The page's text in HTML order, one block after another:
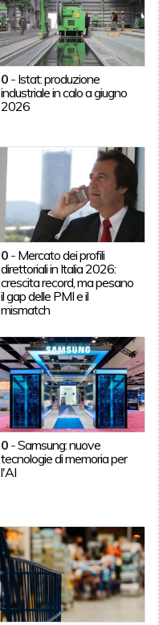
0 - Istat: produzione
industriale in calo a giugno
2026
0 - Mercato dei profili
direttoriali in Italia 2026:
crescita record, ma pesano
il gap delle PMI e il
mismatch
0 -Samsung: nuove
tecnologie di memoria per
l'AI